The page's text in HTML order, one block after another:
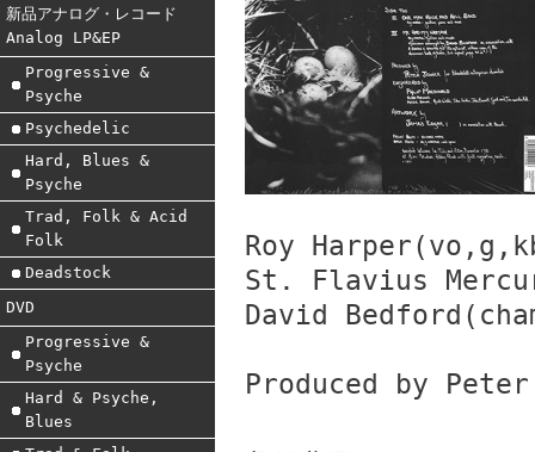
新品アナログ・レコード
Analog LP&EP
Progressive &
Psyche
Psychedelic
Hard, Blues &
Psyche
Trad, Folk & Acid
Folk
Deadstock
DVD
Progressive &
Psyche
Hard & Psyche,
Blues
Roy
St. Flavius
David
Produced by